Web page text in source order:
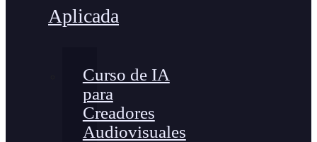
Aplicada
Curso de IA
para
Creadores
Audiovisuales